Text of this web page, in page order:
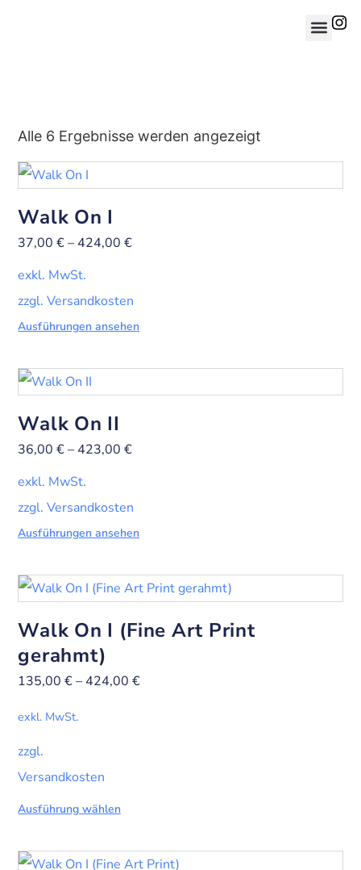
Alle 6 Ergebnisse werden angezeigt
Walk On I
37,00€– 424,00€
exkl. MwSt.
zzgl. Versandkosten
Ausführungen ansehen
Walk On II
36,00€– 423,00€
exkl. MwSt.
zzgl. Versandkosten
Ausführungen ansehen
Walk On I (Fine Art Print
gerahmt)
135,00€– 424,00€
exkl. MwSt.
zzgl.
Versandkosten
Ausführung wählen